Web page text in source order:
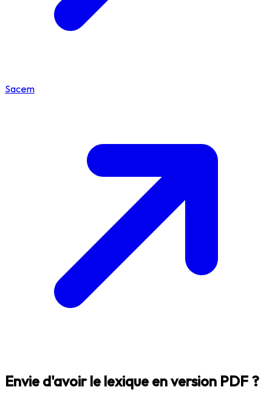
Sacem
Envie d'avoir le lexique en version PDF ?